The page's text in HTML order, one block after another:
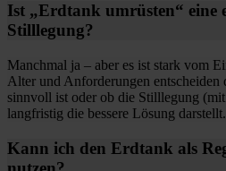
Ist „Erdtank umrüsten“ eine
Stilllegung?
Manchmal ja – aber es ist stark vom
Alter und Anforderungen entscheiden
sinnvoll ist oder ob die Stilllegung
langfristig die bessere Lösung darstellt.
Kann ich den Erdtank als